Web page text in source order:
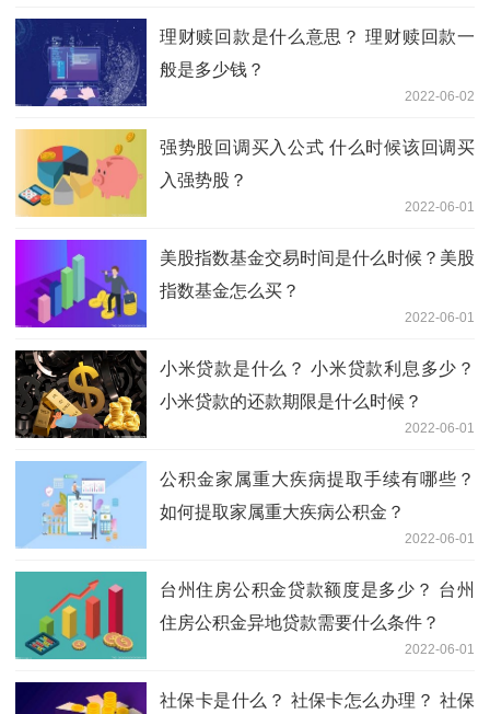
理财赎回款是什么意思？ 理财赎回款一
般是多少钱？
2022-06-02
强势股回调买入公式 什么时候该回调买
入强势股？
2022-06-01
美股指数基金交易时间是什么时候？美股
指数基金怎么买？
2022-06-01
小米贷款是什么？ 小米贷款利息多少？
小米贷款的还款期限是什么时候？
2022-06-01
公积金家属重大疾病提取手续有哪些？
如何提取家属重大疾病公积金？
2022-06-01
台州住房公积金贷款额度是多少？ 台州
住房公积金异地贷款需要什么条件？
2022-06-01
社保卡是什么？ 社保卡怎么办理？ 社保